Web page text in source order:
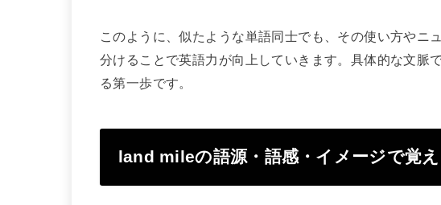
このように、似たような単語同士でも、その使い方やニ
分けることで英語力が向上していきます。具体的な文脈
る第一歩です。
land mileの語源・語感・イメージで覚